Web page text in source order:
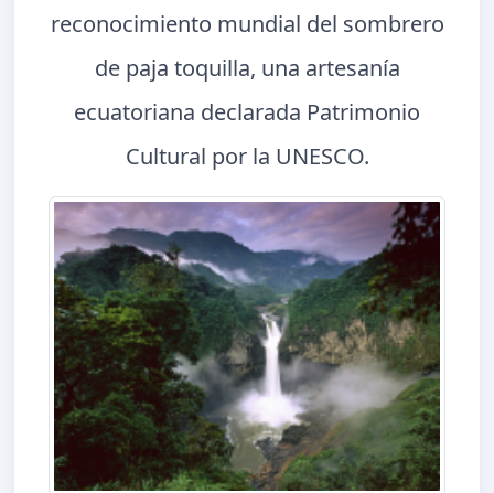
reconocimiento mundial del sombrero
de paja toquilla, una artesanía
ecuatoriana declarada Patrimonio
Cultural por la UNESCO.